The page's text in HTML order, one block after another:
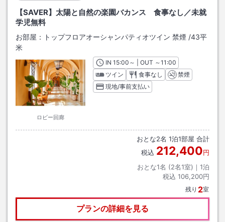
【SAVER】太陽と自然の楽園バカンス 食事なし／未就
学児無料
お部屋： トップフロアオーシャンパティオツイン 禁煙 /43平
米
ロビー回廊
INチェックイン
15:00 ～ | OUT チェックアウト
～11:00
ツイン
食事なし
禁煙
現地/事前支払い
おとな2名 1泊1部屋 合計
税込 212,400円
おとな1名 (2名1室)｜ 1泊
税込 106,200円
残り 2室
プランの詳細を見る